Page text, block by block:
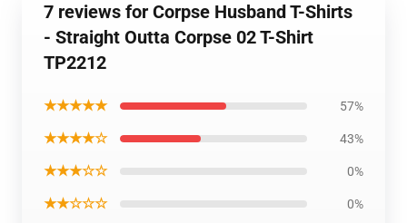
7 reviews for Corpse Husband T-Shirts
- Straight Outta Corpse 02 T-Shirt
TP2212
★★★★★ 57%
★★★★☆ 43%
★★★☆☆ 0%
★★☆☆☆ 0%